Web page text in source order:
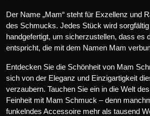
Der Name „Mam“ steht für Exzellenz und
des Schmucks. Jedes Stück wird
handgefertigt, um sicherzustellen, dass es
entspricht, die mit dem Namen Mam
Entdecken Sie die Schönheit von Mam
sich von der Eleganz und Einzigartigkeit
verzaubern. Tauchen Sie ein in die Welt
Feinheit mit Mam Schmuck – denn
funkelndes Accessoire mehr als tausend